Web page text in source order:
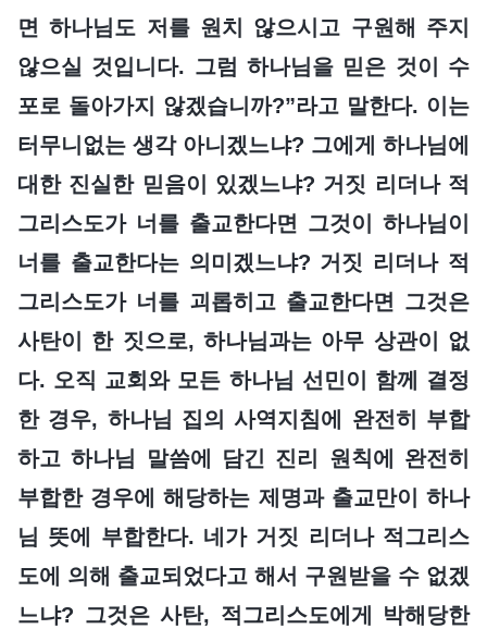
면 하나님도 저를 원치 않으시고 구원해 주지
않으실 것입니다. 그럼 하나님을 믿은 것이 수
포로 돌아가지 않겠습니까?”라고 말한다. 이는
터무니없는 생각 아니겠느냐? 그에게 하나님에
대한 진실한 믿음이 있겠느냐? 거짓 리더나 적
그리스도가 너를 출교한다면 그것이 하나님이
너를 출교한다는 의미겠느냐? 거짓 리더나 적
그리스도가 너를 괴롭히고 출교한다면 그것은
사탄이 한 짓으로, 하나님과는 아무 상관이 없
다. 오직 교회와 모든 하나님 선민이 함께 결정
한 경우, 하나님 집의 사역지침에 완전히 부합
하고 하나님 말씀에 담긴 진리 원칙에 완전히
부합한 경우에 해당하는 제명과 출교만이 하나
님 뜻에 부합한다. 네가 거짓 리더나 적그리스
도에 의해 출교되었다고 해서 구원받을 수 없겠
느냐? 그것은 사탄, 적그리스도에게 박해당한